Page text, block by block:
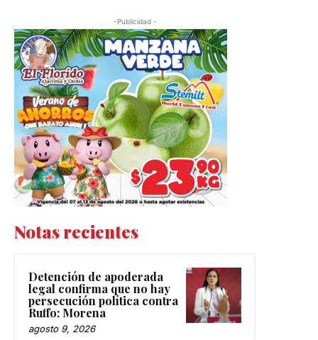
-Publicidad -
Notas recientes
Detención de apoderada
legal confirma que no hay
persecución política contra
Ruffo: Morena
agosto 9, 2026